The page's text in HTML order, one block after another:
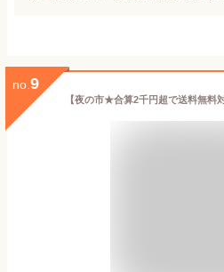
no. 9